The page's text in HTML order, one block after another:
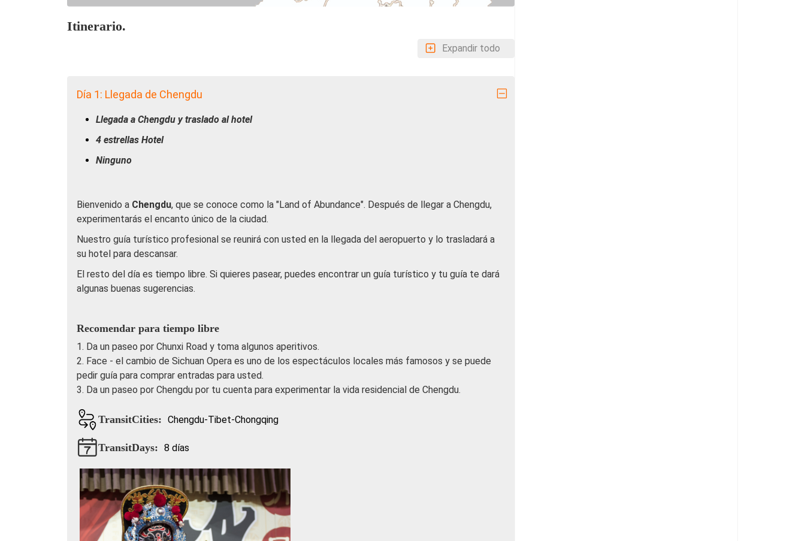
Itinerario.
Expandir todo
Día 1: Llegada de Chengdu
Llegada a Chengdu y traslado al hotel
4 estrellas Hotel
Ninguno
Bienvenido a Chengdu, que se conoce como la "Land of Abundance". Después de llegar a Chengdu,
experimentarás el encanto único de la ciudad.
Nuestro guía turístico profesional se reunirá con usted en la llegada del aeropuerto y lo trasladará a
su hotel para descansar.
El resto del día es tiempo libre. Si quieres pasear, puedes encontrar un guía turístico y tu guía te dará
algunas buenas sugerencias.
Recomendar para tiempo libre
1. Da un paseo por Chunxi Road y toma algunos aperitivos.
2. Face - el cambio de Sichuan Opera es uno de los espectáculos locales más famosos y se puede
pedir guía para comprar entradas para usted.
3. Da un paseo por Chengdu por tu cuenta para experimentar la vida residencial de Chengdu.
TransitCities: Chengdu-Tibet-Chongqing
TransitDays: 8 días